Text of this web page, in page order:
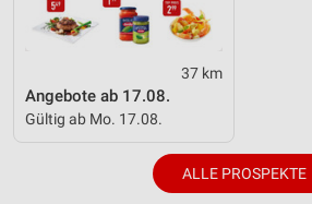
37 km
Angebote ab 17.08.
Gültig ab Mo. 17.08.
ALLE PROSPEKTE